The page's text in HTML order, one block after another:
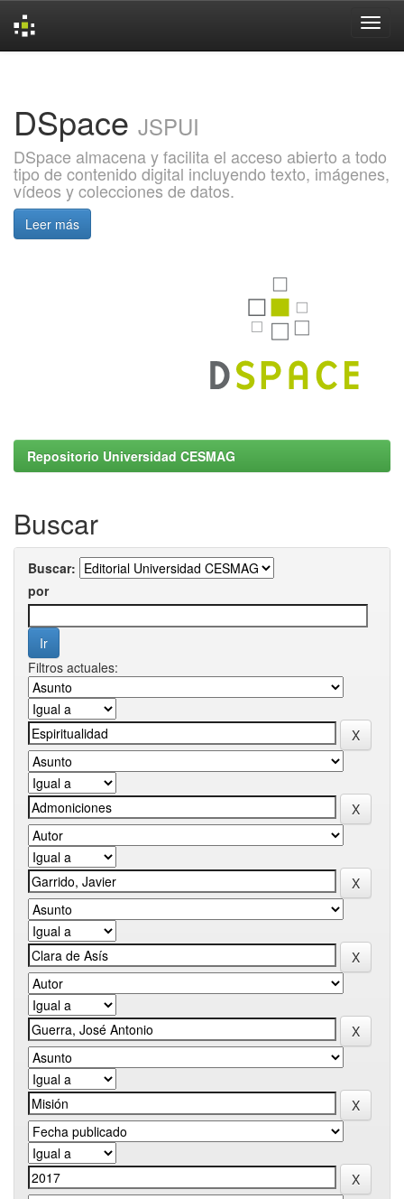
DSpace JSPUI
DSpace almacena y facilita el acceso abierto a todo
tipo de contenido digital incluyendo texto, imágenes,
vídeos y colecciones de datos.
Leer más
Repositorio Universidad CESMAG
Buscar
Buscar:
por
Filtros actuales: